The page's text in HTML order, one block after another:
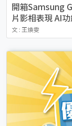
開箱Samsung
片影相表現 AI
文 : 王煥雯